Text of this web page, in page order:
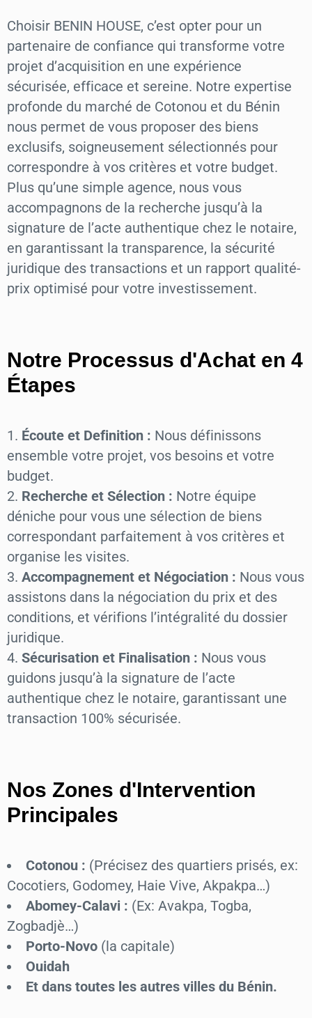
Choisir BENIN HOUSE, c’est opter pour un
partenaire de confiance qui transforme votre
projet d’acquisition en une expérience
sécurisée, efficace et sereine. Notre expertise
profonde du marché de Cotonou et du Bénin
nous permet de vous proposer des biens
exclusifs, soigneusement sélectionnés pour
correspondre à vos critères et votre budget.
Plus qu’une simple agence, nous vous
accompagnons de la recherche jusqu’à la
signature de l’acte authentique chez le notaire,
en garantissant la transparence, la sécurité
juridique des transactions et un rapport qualité-
prix optimisé pour votre investissement.
Notre Processus d'Achat en 4
Étapes
Écoute et Definition : Nous définissons
ensemble votre projet, vos besoins et votre
budget.
Recherche et Sélection : Notre équipe
déniche pour vous une sélection de biens
correspondant parfaitement à vos critères et
organise les visites.
Accompagnement et Négociation : Nous vous
assistons dans la négociation du prix et des
conditions, et vérifions l’intégralité du dossier
juridique.
Sécurisation et Finalisation : Nous vous
guidons jusqu’à la signature de l’acte
authentique chez le notaire, garantissant une
transaction 100% sécurisée.
Nos Zones d'Intervention
Principales
Cotonou : (Précisez des quartiers prisés, ex:
Cocotiers, Godomey, Haie Vive, Akpakpa…)
Abomey-Calavi : (Ex: Avakpa, Togba,
Zogbadjè…)
Porto-Novo (la capitale)
Ouidah
Et dans toutes les autres villes du Bénin.